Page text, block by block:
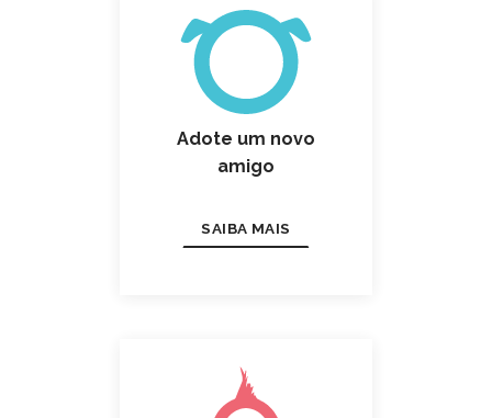
Adote um novo
amigo
SAIBA MAIS